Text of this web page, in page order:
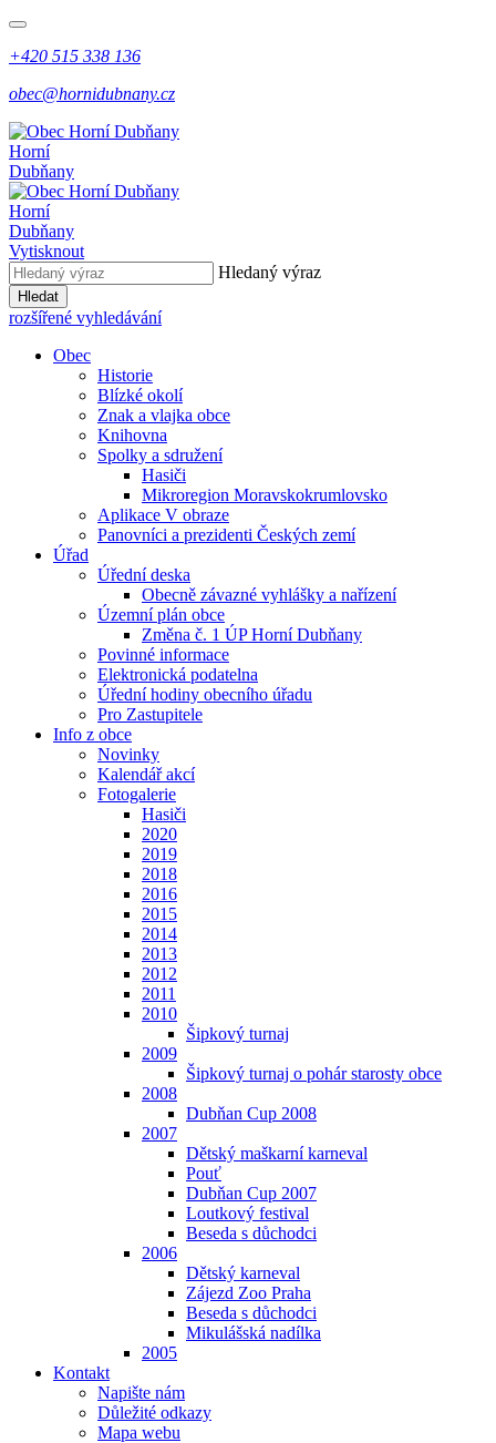
+420 515 338 136
obec@hornidubnany.cz
Horní
Dubňany
Horní
Dubňany
Vytisknout
Hledaný výraz
Hledat
rozšířené vyhledávání
Obec
Historie
Blízké okolí
Znak a vlajka obce
Knihovna
Spolky a sdružení
Hasiči
Mikroregion Moravskokrumlovsko
Aplikace V obraze
Panovníci a prezidenti Českých zemí
Úřad
Úřední deska
Obecně závazné vyhlášky a nařízení
Územní plán obce
Změna č. 1 ÚP Horní Dubňany
Povinné informace
Elektronická podatelna
Úřední hodiny obecního úřadu
Pro Zastupitele
Info z obce
Novinky
Kalendář akcí
Fotogalerie
Hasiči
2020
2019
2018
2016
2015
2014
2013
2012
2011
2010
Šipkový turnaj
2009
Šipkový turnaj o pohár starosty obce
2008
Dubňan Cup 2008
2007
Dětský maškarní karneval
Pouť
Dubňan Cup 2007
Loutkový festival
Beseda s důchodci
2006
Dětský karneval
Zájezd Zoo Praha
Beseda s důchodci
Mikulášská nadílka
2005
Kontakt
Napište nám
Důležité odkazy
Mapa webu